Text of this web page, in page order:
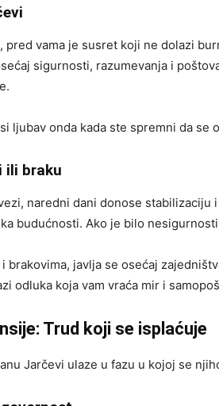
pred vama je susret koji ne dolazi
sigurnosti, razumevanja i
ljubav onda kada ste spremni da se
ili braku
naredni dani donose stabilizaciju
budućnosti. Ako je bilo
brakovima, javlja se osećaj
odluka koja vam vraća mir i
Trud koji se isplaćuje
Jarčevi ulaze u fazu u kojoj se